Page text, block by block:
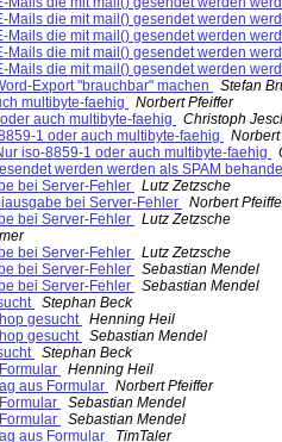
Mails die mit mail() gesendet werden
Mails die mit mail() gesendet werden
Mails die mit mail() gesendet werden
Mails die mit mail() gesendet werden
Export "brauchbar" machen
Stefan
multibyte-faehig
Norbert Pfeiffer
auch multibyte-faehig
Christoph
1 oder auch multibyte-faehig
iso-8859-1 oder auch multibyte-faehig
werden werden als SPAM
bei Server-Fehler
Lutz Zetzsche
bei Server-Fehler
Norbert
bei Server-Fehler
Lutz Zetzsche
bei Server-Fehler
Lutz Zetzsche
bei Server-Fehler
Sebastian Mendel
bei Server-Fehler
Sebastian Mendel
Stephan Beck
gesucht Henning Heil
gesucht Sebastian Mendel
Stephan Beck
Henning Heil
aus Formular
Norbert Pfeiffer
Sebastian Mendel
Sebastian Mendel
aus Formular
TimTaler